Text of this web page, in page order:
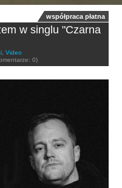
współpraca płatna
w singlu "Czarna
, Video
0)